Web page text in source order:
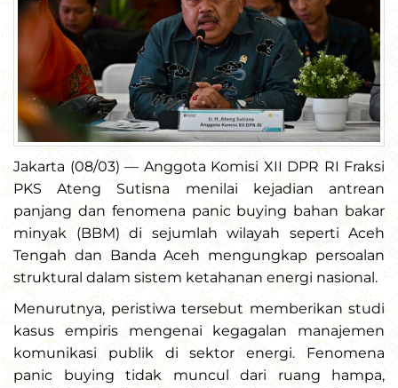
Jakarta (08/03) — Anggota Komisi XII DPR RI Fraksi
PKS Ateng Sutisna menilai kejadian antrean
panjang dan fenomena panic buying bahan bakar
minyak (BBM) di sejumlah wilayah seperti Aceh
Tengah dan Banda Aceh mengungkap persoalan
struktural dalam sistem ketahanan energi nasional.
Menurutnya, peristiwa tersebut memberikan studi
kasus empiris mengenai kegagalan manajemen
komunikasi publik di sektor energi. Fenomena
panic buying tidak muncul dari ruang hampa,